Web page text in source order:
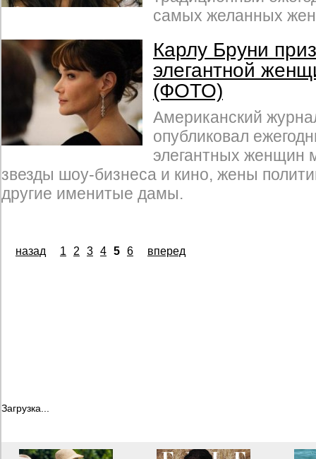
самых желанных
Карлу Бруни
элегантной
(ФОТО)
Американский
опубликовал
элегантных женщин
звезды шоу-бизнеса и кино, жены
другие именитые дамы.
назад 1 2 3 4 5 6 вперед
Загрузка...